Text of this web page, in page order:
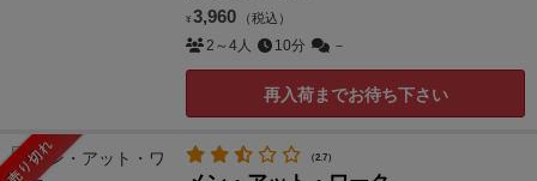
¥ 3,960 （税込）
2～4人 10分 －
再入荷までお待ち下さい
売り切れ （2.7）